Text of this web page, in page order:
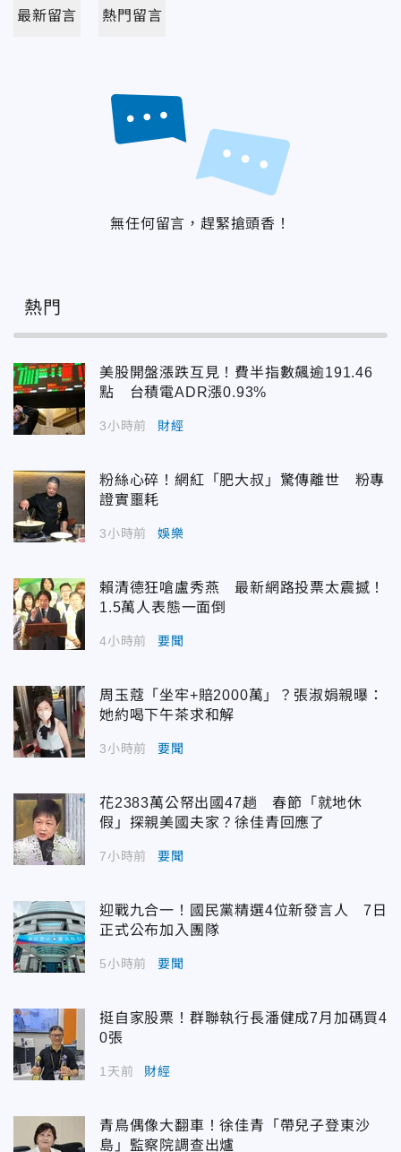
最新留言 熱門留言
無任何留言，趕緊搶頭香！
熱門
美股開盤漲跌互見！費半指數飆逾191.46
點 台積電ADR漲0.93%
3小時前 財經
粉絲心碎！網紅「肥大叔」驚傳離世 粉專
證實噩耗
3小時前 娛樂
賴清德狂嗆盧秀燕 最新網路投票太震撼！
1.5萬人表態一面倒
4小時前 要聞
周玉蔻「坐牢+賠2000萬」？張淑娟親曝：
她約喝下午茶求和解
3小時前 要聞
花2383萬公帑出國47趟 春節「就地休
假」探親美國夫家？徐佳青回應了
7小時前 要聞
迎戰九合一！國民黨精選4位新發言人 7日
正式公布加入團隊
5小時前 要聞
挺自家股票！群聯執行長潘健成7月加碼買4
0張
1天前 財經
青鳥偶像大翻車！徐佳青「帶兒子登東沙
島」監察院調查出爐